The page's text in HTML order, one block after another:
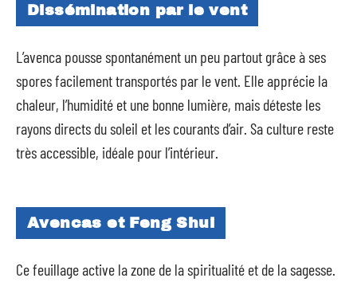
Dissémination par le vent
L’avenca pousse spontanément un peu partout grâce à ses
spores facilement transportés par le vent. Elle apprécie la
chaleur, l’humidité et une bonne lumière, mais déteste les
rayons directs du soleil et les courants d’air. Sa culture reste
très accessible, idéale pour l’intérieur.
Avencas et Feng Shui
Ce feuillage active la zone de la spiritualité et de la sagesse.